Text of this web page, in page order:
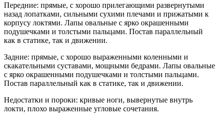
Передние: прямые, с хорошо прилегающими развернутыми
назад лопатками, сильными сухими плечами и прижатыми к
корпусу локтями. Лапы овальные с ярко окрашенными
подушечками и толстыми пальцами. Постав параллельный
как в статике, так и движении.
Задние: прямые, с хорошо выраженными коленными и
скакательными суставами, мощными бедрами. Лапы овальные
с ярко окрашенными подушечками и толстыми пальцами.
Постав параллельный как в статике, так и движении.
Недостатки и пороки: кривые ноги, вывернутые внутрь
локти, плохо выраженные угловые сочетания.